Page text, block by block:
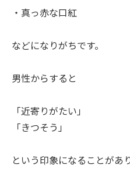
・真っ赤な口紅
などになりがちです。
男性からすると
「近寄りがたい」
「きつそう」
という印象になることがあ